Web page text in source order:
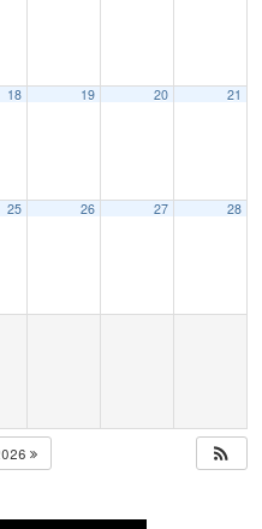
18 19 20 21
25 26 27 28